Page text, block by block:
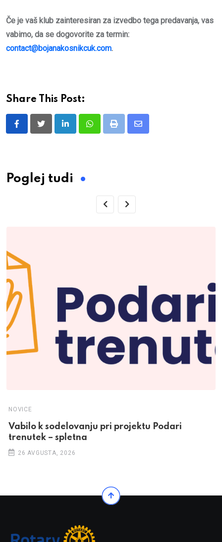
Če je vaš klub zainteresiran za izvedbo tega predavanja, vas
vabimo, da se dogovorite za termin:
contact@bojanakosnikcuk.com.
Share This Post:
LinkedInWhatsappPrint
Share
Poglej tudi
NOVICE
Vabilo k sodelovanju pri projektu Podari
trenutek – spletna
26 AVGUSTA, 2026